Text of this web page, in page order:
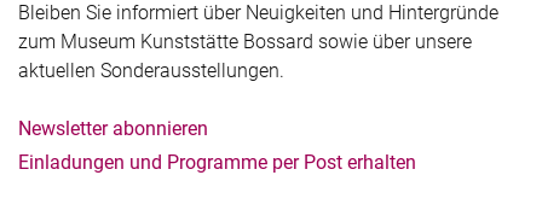
Bleiben Sie informiert über Neuigkeiten und Hintergründe
zum Museum Kunststätte Bossard sowie über unsere
aktuellen Sonderausstellungen.
Newsletter abonnieren
Einladungen und Programme per Post erhalten